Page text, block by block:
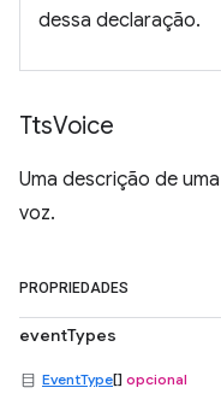
dessa declaração.
TtsVoice
Uma descrição de
voz.
PROPRIEDADES
eventTypes
EventType[] opcional